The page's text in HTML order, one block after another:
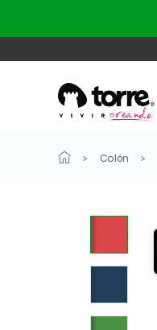
Colón